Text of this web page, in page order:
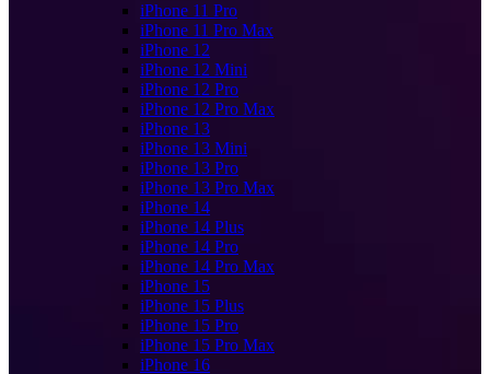
iPhone 11 Pro
iPhone 11 Pro Max
iPhone 12
iPhone 12 Mini
iPhone 12 Pro
iPhone 12 Pro Max
iPhone 13
iPhone 13 Mini
iPhone 13 Pro
iPhone 13 Pro Max
iPhone 14
iPhone 14 Plus
iPhone 14 Pro
iPhone 14 Pro Max
iPhone 15
iPhone 15 Plus
iPhone 15 Pro
iPhone 15 Pro Max
iPhone 16